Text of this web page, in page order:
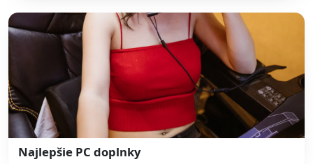
Najlepšie PC doplnky